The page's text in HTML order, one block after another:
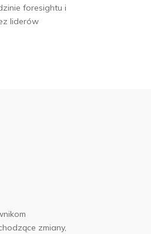
foresightu i
liderów
zmiany,